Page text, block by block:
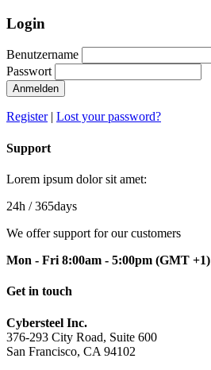
Login
Benutzername
Passwort
Anmelden
Register| Lost your password?
Support
Lorem ipsum dolor sit amet:
24h / 365days
We offer support for our customers
Mon - Fri 8:00am - 5:00pm (GMT +1)
Get in touch
Cybersteel Inc.
376-293 City Road, Suite 600
San Francisco, CA 94102